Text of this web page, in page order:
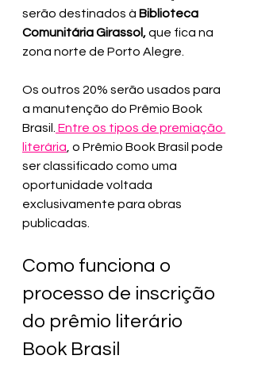
serão destinados à Biblioteca
Comunitária Girassol, que fica na
zona norte de Porto Alegre.
Os outros 20% serão usados para
a manutenção do Prêmio Book
Brasil.
Entre os tipos de premiação
literária , o Prêmio Book Brasil pode
ser classificado como uma
oportunidade voltada
exclusivamente para obras
publicadas.
Como funciona o
processo de inscrição
do prêmio literário
Book Brasil